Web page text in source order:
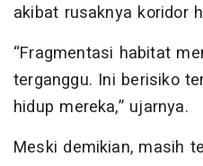
akibat rusaknya koridor
“Fragmentasi habitat
terganggu. Ini berisiko
hidup mereka,” ujarnya.
Meski demikian, masih